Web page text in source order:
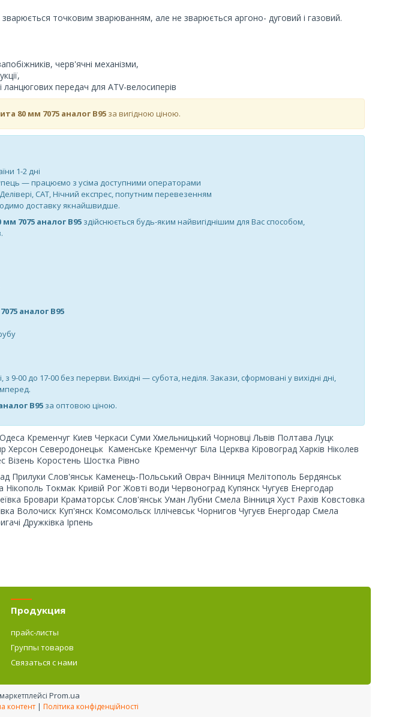
точковим зварюванням, але не зварюється аргоно- дуговий і газовий.
черв'ячні механізми,
ланцюгових передач для ATV-велосиперів
80 мм 7075 аналог В95 за вигідною ціною.
1-2 дні
— працюємо з усіма доступними операторами
САТ, Нічний експрес, попутним перевезенням
доставку якнайшвидше.
7075 аналог В95 здійснюється будь-яким найвигіднішим для Вас способом,
аналог В95
з 9-00 до 17-00 без перерви. Вихідні — субота, неділя. Закази, сформовані у вихідні дні,
В95 за оптовою ціною.
Кременчуг Киев Черкаси Суми Хмельницький Чорновці Львів Полтава Луцк
Херсон Северодонецьк Каменське Кременчуг Біла Церква Кіровоград Харків Ніколев
Візень Коростень Шостка Рівно
Прилуки Слов'янськ Каменець-Польський Оврач Вінниця Мелітополь Бердянськ
Токмак Кривій Рог Жовті води Червоноград Купянск Чугуєв Енергодар
Бровари Краматорськ Слов'янськ Уман Лубни Смела Вінниця Хуст Рахів Ковстовка
Волочиск Куп'янск Комсомольск Іллічевськ Чорнигов Чугуєв Енергодар Смела
Дружківка Ірпень
Продукция
прайс-листы
Группы товаров
Связаться с нами
Prom.ua
контент | Політика конфіденційності